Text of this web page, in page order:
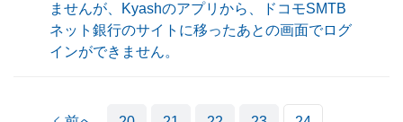
ませんが、Kyashのアプリから、ドコモSMTB
ネット銀行のサイトに移ったあとの画面でログ
インができません。